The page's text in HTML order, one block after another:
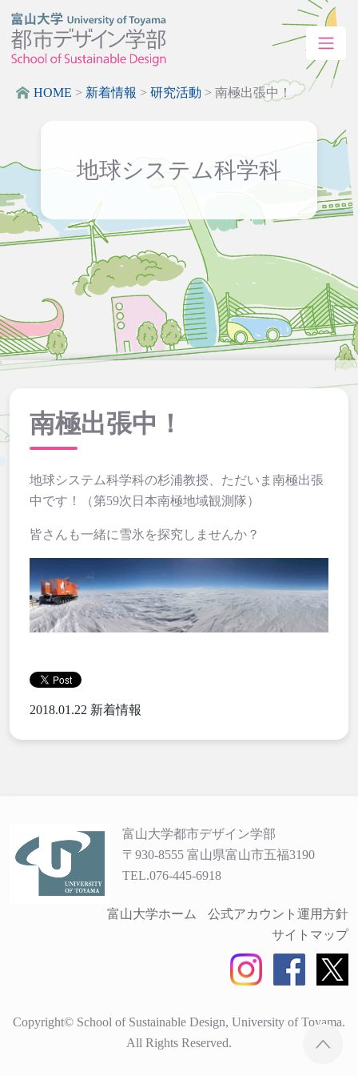
HOME > 新着情報 > 研究活動 > 南極出張中！
地球システム科学科
南極出張中！
地球システム科学科の杉浦教授、ただいま南極出張
中です！（第59次日本南極地域観測隊）
皆さんも一緒に雪氷を探究しませんか？
2018.01.22 新着情報
富山大学都市デザイン学部
〒930-8555 富山県富山市五福3190
TEL.076-445-6918
公式アカウント運用方針
富山大学ホーム
サイトマップ
Copyright© School of Sustainable Design, University of Toyama.
All Rights Reserved.